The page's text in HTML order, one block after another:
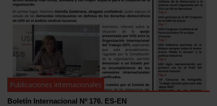
Publicaciones internacionales
Boletín Internacional Nº 176. ES-EN